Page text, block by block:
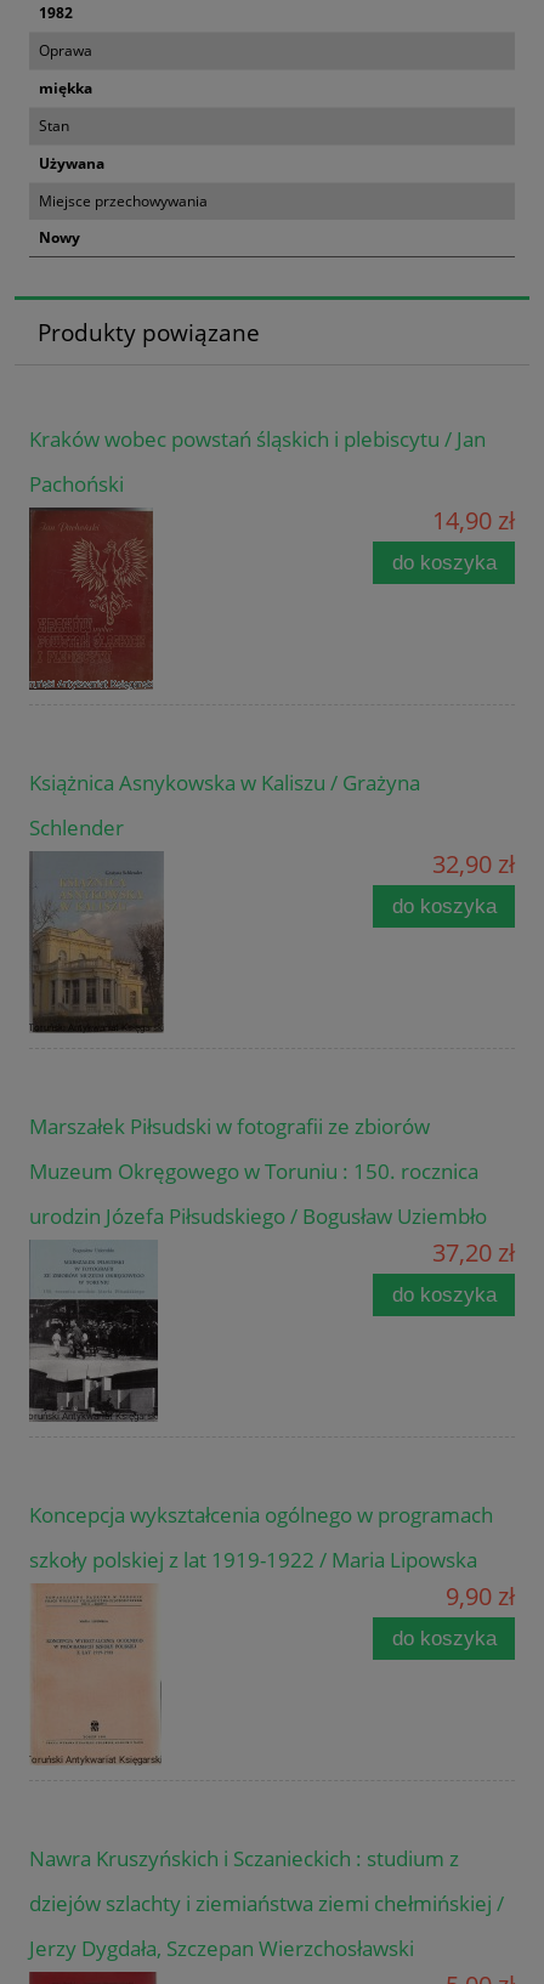
1982
Oprawa
miękka
Stan
Używana
Miejsce przechowywania
Nowy
Produkty powiązane
Kraków wobec powstań śląskich i plebiscytu / Jan
Pachoński
14,90 zł
do koszyka
Książnica Asnykowska w Kaliszu / Grażyna
Schlender
32,90 zł
do koszyka
Marszałek Piłsudski w fotografii ze zbiorów
Muzeum Okręgowego w Toruniu : 150. rocznica
urodzin Józefa Piłsudskiego / Bogusław Uziembło
37,20 zł
do koszyka
Koncepcja wykształcenia ogólnego w programach
szkoły polskiej z lat 1919-1922 / Maria Lipowska
9,90 zł
do koszyka
Nawra Kruszyńskich i Sczanieckich : studium z
dziejów szlachty i ziemiaństwa ziemi chełmińskiej /
Jerzy Dygdała, Szczepan Wierzchosławski